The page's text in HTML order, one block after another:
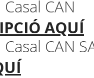
CAN
AQUÍ
CAN